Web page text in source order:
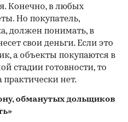
Конечно, в любых
Но покупатель,
должен понимать, в
свои деньги. Если это
а объекты покупаются в
стадии готовности, то
нет.
обманутых дольщиков